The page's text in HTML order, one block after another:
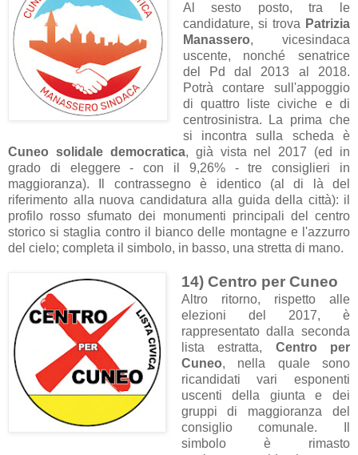
Al sesto posto, tra le
candidature, si trova Patrizia
Manassero, vicesindaca
uscente, nonché senatrice
del Pd dal 2013 al 2018.
Potrà contare sull'appoggio
di quattro liste civiche e di
centrosinistra. La prima che
si incontra sulla scheda è
Cuneo solidale democratica, già vista nel 2017 (ed in
grado di eleggere - con il 9,26% - tre consiglieri in
maggioranza). Il contrassegno è identico (al di là del
riferimento alla nuova candidatura alla guida della città): il
profilo rosso sfumato dei monumenti principali del centro
storico si staglia contro il bianco delle montagne e l'azzurro
del cielo; completa il simbolo, in basso, una stretta di mano.
14) Centro per Cuneo
Altro ritorno, rispetto alle
elezioni del 2017, è
rappresentato dalla seconda
lista estratta, Centro per
Cuneo, nella quale sono
ricandidati vari esponenti
uscenti della giunta e dei
gruppi di maggioranza del
consiglio comunale. Il
simbolo è rimasto